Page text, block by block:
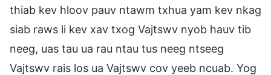
thiab kev hloov pauv ntawm txhua yam kev nkag
siab raws li kev xav txog Vajtswv nyob hauv tib
neeg, uas tau ua rau ntau tus neeg ntseeg
Vajtswv rais los ua Vajtswv cov yeeb ncuab. Yog